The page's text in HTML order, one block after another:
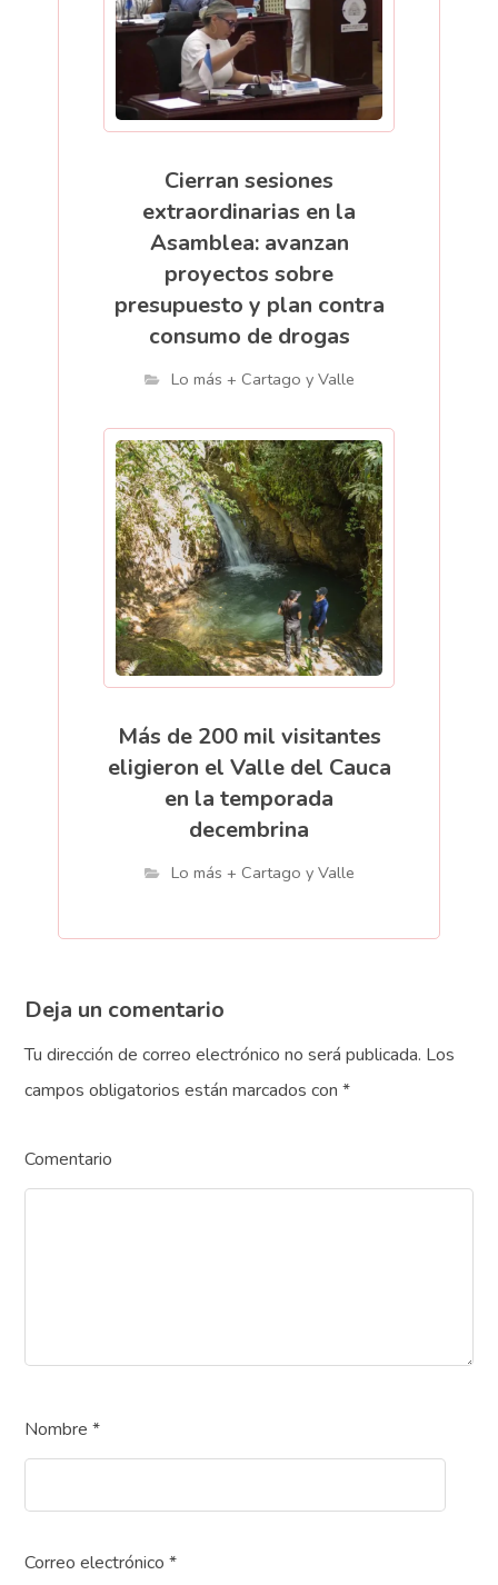
Cierran sesiones
extraordinarias en la
Asamblea: avanzan
proyectos sobre
presupuesto y plan contra
consumo de drogas
Lo más + Cartago y Valle
Más de 200 mil visitantes
eligieron el Valle del Cauca
en la temporada
decembrina
Lo más + Cartago y Valle
Deja un comentario
Tu dirección de correo electrónico no será publicada. Los
campos obligatorios están marcados con*
Comentario
Nombre*
Correo electrónico*